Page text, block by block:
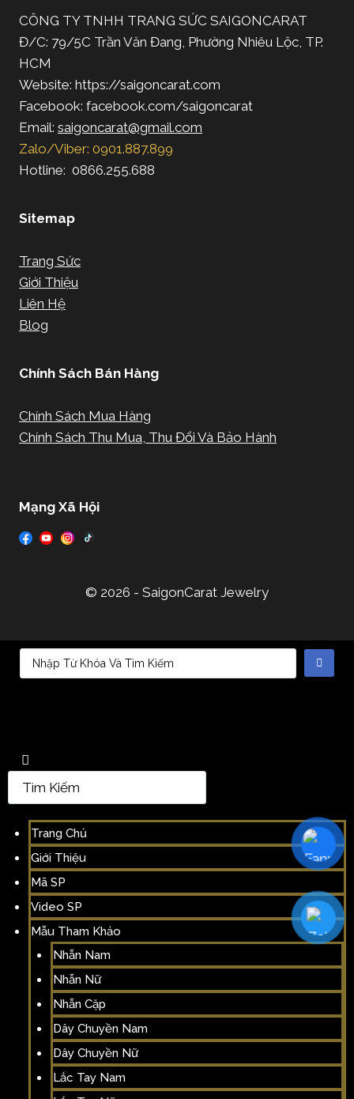
CÔNG TY TNHH TRANG SỨC SAIGONCARAT
Đ/C: 79/5C Trần Văn Đang, Phường Nhiêu Lộc, TP.
HCM
Website: https://saigoncarat.com
Facebook: facebook.com/saigoncarat
Email: saigoncarat@gmail.com
Zalo/Viber: 0901.887.899
Hotline: 0866.255.688
Sitemap
Trang Sức
Giới Thiệu
Liên Hệ
Blog
Chính Sách Bán Hàng
Chính Sách Mua Hàng
Chính Sách Thu Mua, Thu Đổi Và Bảo Hành
Mạng Xã Hội
© 2026 - SaigonCarat Jewelry
Trang Chủ
Giới Thiệu
Mã SP
Video SP
Mẫu Tham Khảo
Nhẫn Nam
Nhẫn Nữ
Nhẫn Cặp
Dây Chuyền Nam
Dây Chuyền Nữ
Lắc Tay Nam